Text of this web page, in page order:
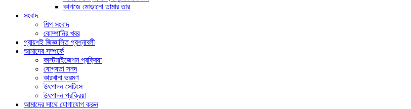
কাগজে মোড়ানো তামার তার
সংবাদ
শিল্প সংবাদ
কোম্পানির খবর
প্রায়শই জিজ্ঞাসিত প্রশ্নাবলী
আমাদের সম্পর্কে
কাস্টমাইজেশন প্রক্রিয়া
যোগ্যতা সনদ
কারখানা ভ্রমণ
উৎপাদন সেটিংস
উৎপাদন প্রক্রিয়া
আমাদের সাথে যোগাযোগ করুন